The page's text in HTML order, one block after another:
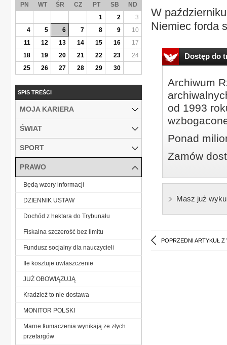
W
Niemiec forda
Dostęp do
Archiwum
od 1993
Ponad
Zamów
Masz już
POPRZEDNI ARTYKUŁ Z
PN WT ŚR CZ PT SB
ND
1
2
3
4
5 6 7 8 9
10
11
12 13 14 15 16
17
18
19 20 21 22 23
24
25
26 27 28 29 30
SPIS TREŚCI
MOJA KARIERA
ŚWIAT
SPORT
PRAWO
Będą wzory informacji
DZIENNIK USTAW
Dochód z hektara do Trybunału
Fiskalna szczerość bez limitu
Fundusz socjalny dla nauczycieli
Ile kosztuje uwłaszczenie
JUŻ OBOWIĄZUJĄ
Kradzież to nie dostawa
MONITOR POLSKI
Marne tłumaczenia wynikają ze złych
przetargów